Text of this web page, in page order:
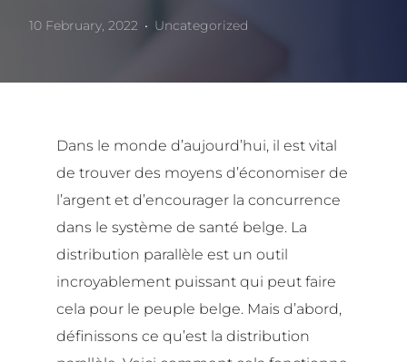
10 February, 2022 Uncategorized
Dans le monde d’aujourd’hui, il est vital
de trouver des moyens d’économiser de
l’argent et d’encourager la concurrence
dans le système de santé belge. La
distribution parallèle est un outil
incroyablement puissant qui peut faire
cela pour le peuple belge. Mais d’abord,
définissons ce qu’est la distribution